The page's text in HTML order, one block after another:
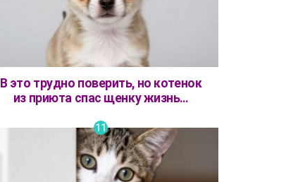
В это трудно поверить, но котенок
из приюта спас щенку жизнь…